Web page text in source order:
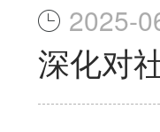
2025-
深化对